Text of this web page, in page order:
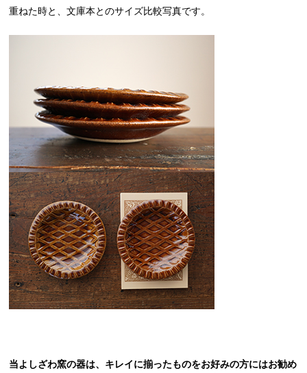
重ねた時と、文庫本とのサイズ比較写真です。
当よしざわ窯の器は、キレイに揃ったものをお好みの方にはお勧め